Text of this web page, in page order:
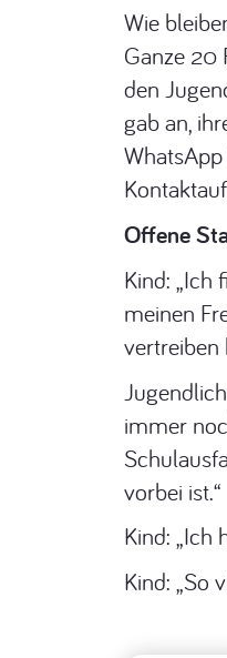
Wie
Ganze 20
den
gab an,
Offene
Kind: „Ich
meinen
vertreiben
immer
vorbei ist.“
Kind: „Ich
Kind: „So